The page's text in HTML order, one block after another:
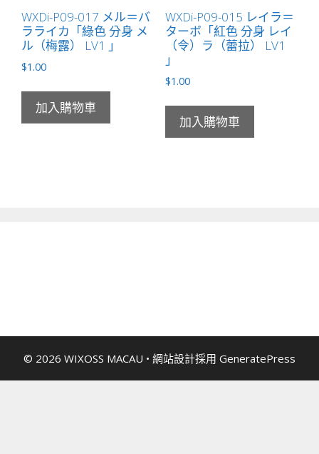
WXDi-P09-017 メル＝バ
ラライカ「綠色 分身 メ
ル（梅露） LV1 」
$1.00
加入購物車
WXDi-P09-015 レイラ＝
ターボ「紅色 分身 レイ
（令）ラ（蕾拉） LV1
」
$1.00
加入購物車
© 2026 WIXOSS MACAU • 網站設計採用 GeneratePress